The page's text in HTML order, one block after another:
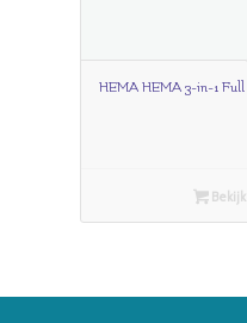
HEMA HEMA 3-in-1 Full